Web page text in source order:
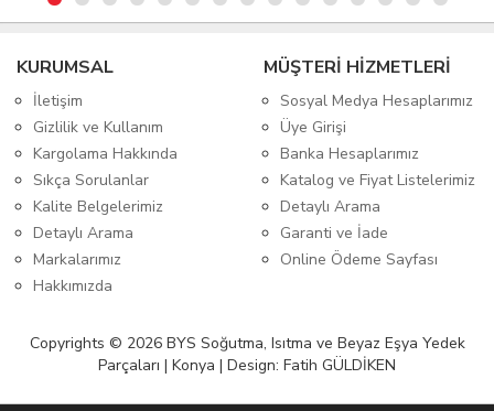
KURUMSAL
İletişim
Gizlilik ve Kullanım
Kargolama Hakkında
Sıkça Sorulanlar
Kalite Belgelerimiz
Detaylı Arama
Markalarımız
Hakkımızda
MÜŞTERİ HİZMETLERİ
Sosyal Medya Hesaplarımız
Üye Girişi
Banka Hesaplarımız
Katalog ve Fiyat Listelerimiz
Detaylı Arama
Garanti ve İade
Online Ödeme Sayfası
Copyrights © 2026 BYS Soğutma, Isıtma ve Beyaz Eşya Yedek
Parçaları | Konya | Design: Fatih GÜLDİKEN